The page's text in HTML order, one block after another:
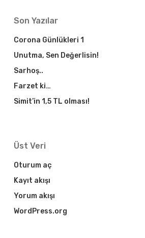
Son Yazılar
Corona Günlükleri 1
Unutma, Sen Değerlisin!
Sarhoş..
Farzet ki…
Simit’in 1,5 TL olması!
Üst Veri
Oturum aç
Kayıt akışı
Yorum akışı
WordPress.org